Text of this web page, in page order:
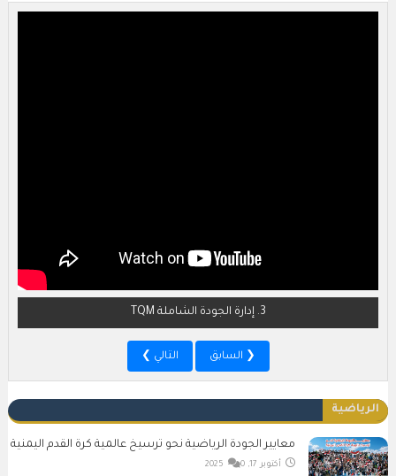
3. إدارة الجودة الشاملة TQM
❮ السابق التالي ❯
الرياضية
معايير الجودة الرياضية نحو ترسيخ عالمية كرة القدم اليمنية
أكتوبر 17, 2025 0